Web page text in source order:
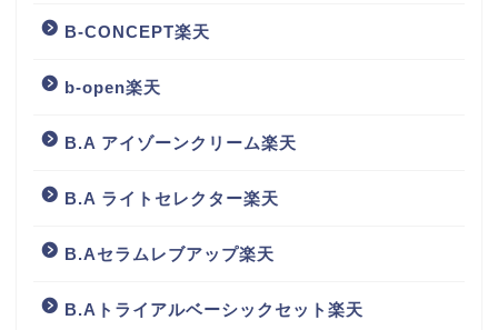
B-CONCEPT楽天
b-open楽天
B.A アイゾーンクリーム楽天
B.A ライトセレクター楽天
B.Aセラムレブアップ楽天
B.Aトライアルベーシックセット楽天